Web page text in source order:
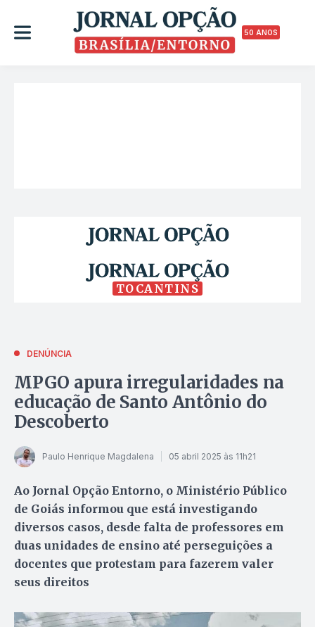
50 ANOS
TOCANTINS
DENÚNCIA
MPGO apura irregularidades na
educação de Santo Antônio do
Descoberto
Paulo Henrique Magdalena 05 abril 2025 às 11h21
Ao Jornal Opção Entorno, o Ministério Público
de Goiás informou que está investigando
diversos casos, desde falta de professores em
duas unidades de ensino até perseguições a
docentes que protestam para fazerem valer
seus direitos